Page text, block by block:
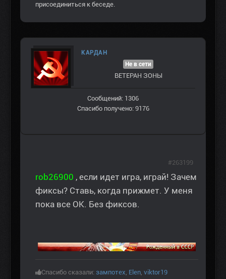
присоединиться к беседе.
КАРДАН
Не в сети
ВЕТЕРАН ЗOНЫ
Сообщений: 1306
Спасибо получено: 9176
rob26900 , если идет игра, играй! Зачем
фиксы? Ставь, когда прижмет. У меня
пока все OK. Без фиксов.
Спасибо сказали: зампотех, Elen, viktor19
#263199